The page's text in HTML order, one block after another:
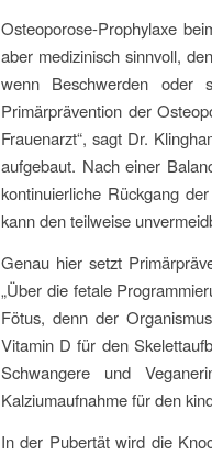
Osteoporose-Prophylaxe
aber medizinisch sinnvoll,
wenn Beschwerden oder
Primärprävention der
Frauenarzt“, sagt Dr.
aufgebaut. Nach einer
kontinuierliche Rückgang
kann den teilweise
Genau hier setzt
„Über die fetale
Fötus, denn der
Vitamin D für den
Schwangere und
Kalziumaufnahme für den
In der Pubertät wird die